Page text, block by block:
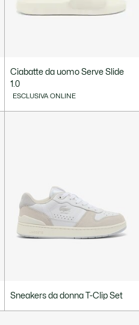
Ciabatte da uomo Serve Slide
1.0
ESCLUSIVA ONLINE
Sneakers da donna T-Clip Set